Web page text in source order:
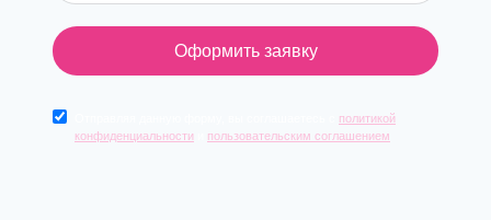
Оформить заявку
политикой
конфиденциальности
пользовательским соглашением